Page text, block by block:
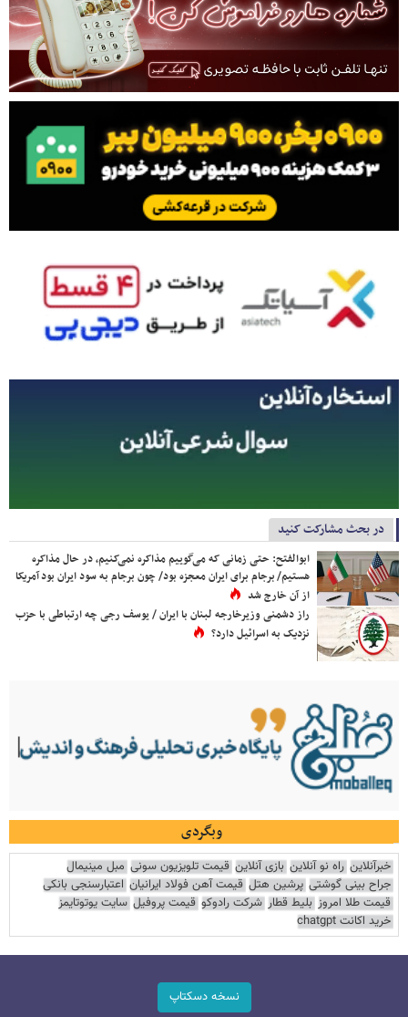
در بحث مشارکت کنید
ابوالفتح: حتی زمانی که می‌گوییم مذاکره نمی‌کنیم، در حال مذاکره
هستیم/ برجام برای ایران معجزه بود/ چون برجام به سود ایران بود آمریکا
از آن خارج شد
راز دشمنی وزیرخارجه لبنان با ایران / یوسف رجی چه ارتباطی با حزب
نزدیک به اسرائیل دارد؟
وبگردی
خبرآنلاین راه نو آنلاین بازی آنلاین قیمت تلویزیون سونی مبل مینیمال
جراح بینی گوشتی پرشین هتل قیمت آهن فولاد ایرانیان اعتبارسنجی بانکی
قیمت طلا امروز بلیط قطار شرکت رادوکو قیمت پروفیل سایت یوتوتایمز
خرید اکانت chatgpt
نسخه دسکتاپ